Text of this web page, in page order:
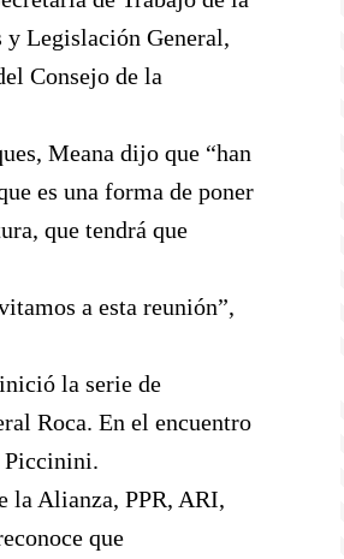
Legislación General,
Consejo de la
Meana dijo que “han
es una forma de poner
que tendrá que
a esta reunión”,
la serie de
Roca. En el encuentro
Piccinini.
la Alianza, PPR, ARI,
que